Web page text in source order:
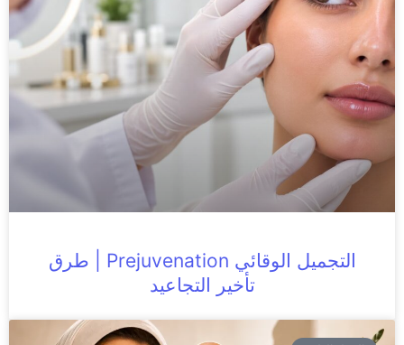
التجميل الوقائي Prejuvenation | طرق
تأخير التجاعيد